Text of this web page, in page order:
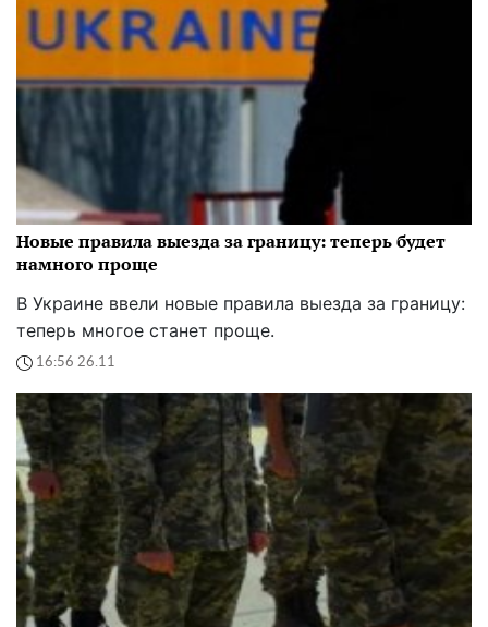
Новые правила выезда за границу: теперь будет
намного проще
В Украине ввели новые правила выезда за границу:
теперь многое станет проще.
16:56 26.11